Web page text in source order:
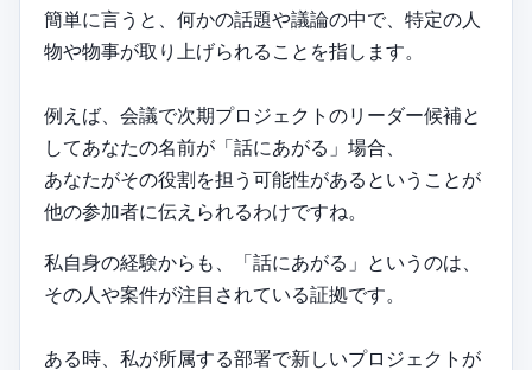
簡単に言うと、何かの話題や議論の中で、特定の人
物や物事が取り上げられることを指します。
例えば、会議で次期プロジェクトのリーダー候補と
してあなたの名前が「話にあがる」場合、
あなたがその役割を担う可能性があるということが
他の参加者に伝えられるわけですね。
私自身の経験からも、「話にあがる」というのは、
その人や案件が注目されている証拠です。
ある時、私が所属する部署で新しいプロジェクトが